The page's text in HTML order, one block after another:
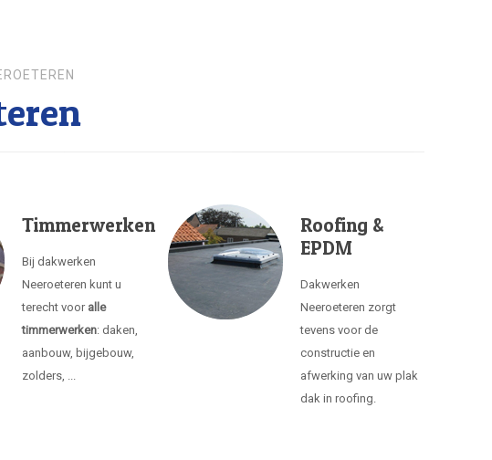
Timmerwerken
Bij dakwerken
Neeroeteren kunt u
terecht voor alle
timmerwerken: daken,
aanbouw, bijgebouw,
zolders, ...
Roofing &
EPDM
Dakwerken
Neeroeteren zorgt
tevens voor de
constructie en
afwerking van uw plak
dak in roofing.